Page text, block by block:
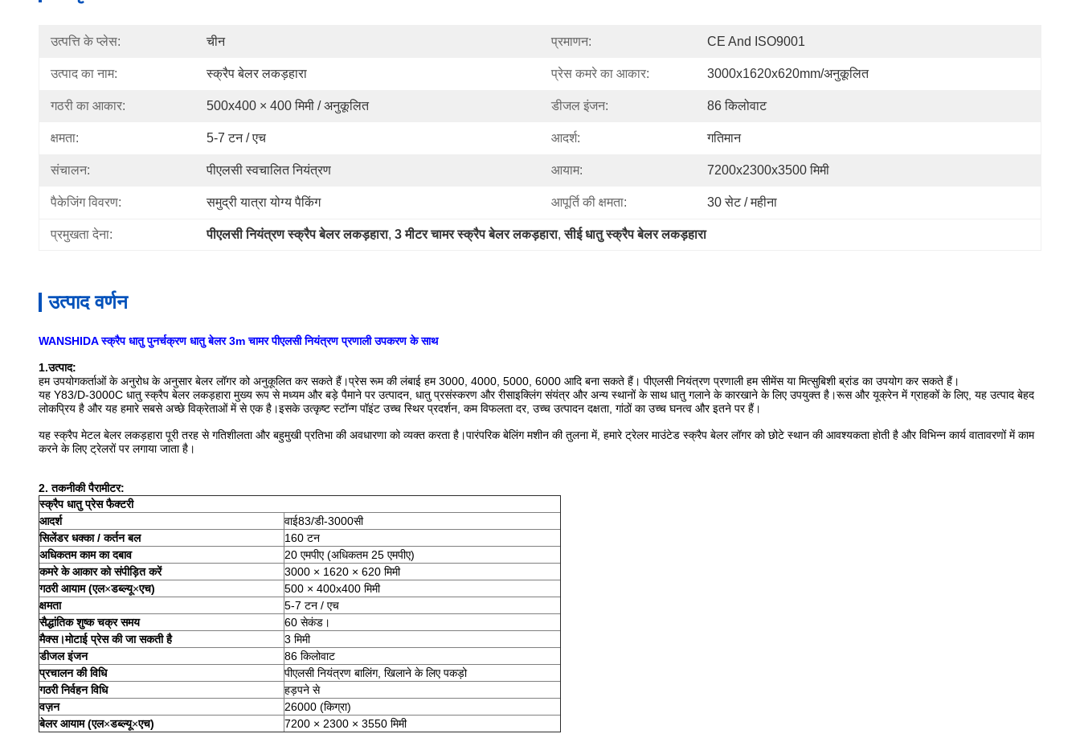
उत्पत्ति के प्लेस: चीन प्रमाणन: CE And ISO9001
उत्पाद का नाम: स्क्रैप बेलर लकड़हारा प्रेस कमरे का आकार: 3000x1620x620mm/अनुकूलित
गठरी का आकार: 500x400 × 400 मिमी / अनुकूलित डीजल इंजन: 86 किलोवाट
क्षमता: 5-7 टन / एच आदर्श: गतिमान
संचालन: पीएलसी स्वचालित नियंत्रण आयाम: 7200x2300x3500 मिमी
पैकेजिंग विवरण: समुद्री यात्रा योग्य पैकिंग आपूर्ति की क्षमता: 30 सेट / महीना
प्रमुखता देना: पीएलसी नियंत्रण स्क्रैप बेलर लकड़हारा, 3 मीटर चामर स्क्रैप बेलर लकड़हारा, सीई धातु स्क्रैप बेलर लकड़हारा
उत्पाद वर्णन
WANSHIDA स्क्रैप धातु पुनर्चक्रण धातु बेलर 3m चामर पीएलसी नियंत्रण प्रणाली उपकरण के साथ
1.उत्पाद:
हम उपयोगकर्ताओं के अनुरोध के अनुसार बेलर लॉगर को अनुकूलित कर सकते हैं।प्रेस रूम की लंबाई हम 3000, 4000, 5000, 6000 आदि बना सकते हैं। पीएलसी नियंत्रण प्रणाली हम सीमेंस या मित्सुबिशी ब्रांड का उपयोग कर सकते हैं।
यह Y83/D-3000C धातु स्क्रैप बेलर लकड़हारा मुख्य रूप से मध्यम और बड़े पैमाने पर उत्पादन, धातु प्रसंस्करण और रीसाइक्लिंग संयंत्र और अन्य स्थानों के साथ धातु गलाने के कारखाने के लिए उपयुक्त है।रूस और यूक्रेन में ग्राहकों के लिए, यह उत्पाद बेहद
लोकप्रिय है और यह हमारे सबसे अच्छे विक्रेताओं में से एक है।इसके उत्कृष्ट स्टॉन्ग पॉइंट उच्च स्थिर प्रदर्शन, कम विफलता दर, उच्च उत्पादन दक्षता, गांठों का उच्च घनत्व और इतने पर हैं।
यह स्क्रैप मेटल बेलर लकड़हारा पूरी तरह से गतिशीलता और बहुमुखी प्रतिभा की अवधारणा को व्यक्त करता है।पारंपरिक बेलिंग मशीन की तुलना में, हमारे ट्रेलर माउंटेड स्क्रैप बेलर लॉगर को छोटे स्थान की आवश्यकता होती है और विभिन्न कार्य वातावरणों में काम
करने के लिए ट्रेलरों पर लगाया जाता है।
2. तकनीकी पैरामीटर:
स्क्रैप धातु प्रेस फैक्टरी
आदर्श
वाई83/डी-3000सी
सिलेंडर धक्का / कर्तन बल
160 टन
अधिकतम काम का दबाव
20 एमपीए (अधिकतम 25 एमपीए)
कमरे के आकार को संपीड़ित करें
3000 × 1620 × 620 मिमी
गठरी आयाम (एल×डब्ल्यू×एच)
500 × 400x400 मिमी
क्षमता
5-7 टन / एच
सैद्धांतिक शुष्क चक्र समय
60 सेकंड।
मैक्स।मोटाई प्रेस की जा सकती है
3 मिमी
डीजल इंजन
86 किलोवाट
प्रचालन की विधि
पीएलसी नियंत्रण बालिंग, खिलाने के लिए पकड़ो
गठरी निर्वहन विधि
हड़पने से
वज़न
26000 (किग्रा)
बेलर आयाम (एल×डब्ल्यू×एच) 7200 × 2300 × 3550 मिमी